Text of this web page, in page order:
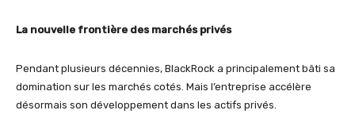
La nouvelle frontière des marchés privés
Pendant plusieurs décennies, BlackRock a principalement bâti sa
domination sur les marchés cotés. Mais l’entreprise accélère
désormais son développement dans les actifs privés.